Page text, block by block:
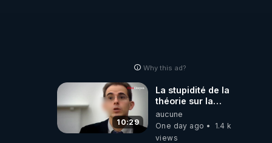
Why this ad?
10:29
La stupidité de la
théorie sur la
responsabilité de
l’homme
concernant le
aucune
One day ago
1.4 k
views